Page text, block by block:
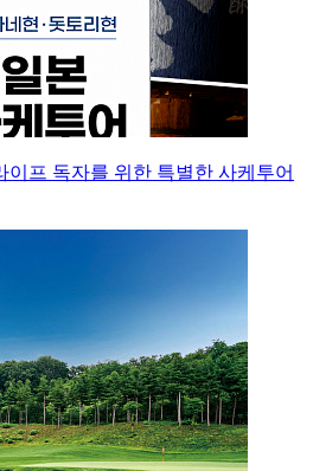
이프 독자를 위한 특별한 사케투어